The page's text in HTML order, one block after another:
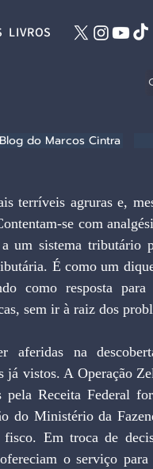
LIVROS
se com
um sistema tributário
É como um
como resposta
sem ir à raiz dos
já vistos. A Operação
Receita Federal
do Ministério da
Em troca de
o serviço
Blog do Marcos Cintra